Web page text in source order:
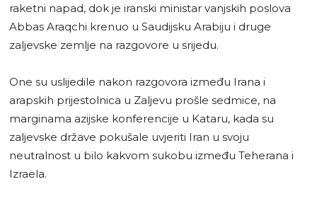
raketni napad, dok je iranski ministar vanjskih poslova
Abbas Araqchi krenuo u Saudijsku Arabiju i druge
zaljevske zemlje na razgovore u srijedu.
One su uslijedile nakon razgovora između Irana i
arapskih prijestolnica u Zaljevu prošle sedmice, na
marginama azijske konferencije u Kataru, kada su
zaljevske države pokušale uvjeriti Iran u svoju
neutralnost u bilo kakvom sukobu između Teherana i
Izraela.